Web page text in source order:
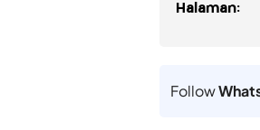
Halaman:
Follow